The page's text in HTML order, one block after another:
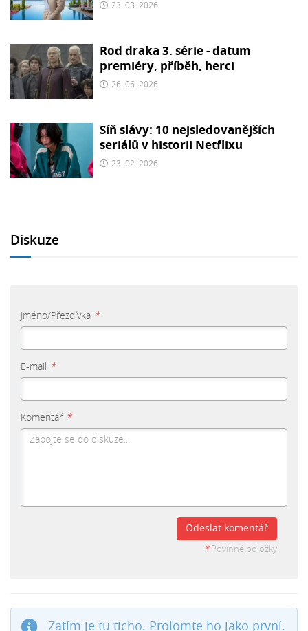
23. 03. 2026
Rod draka 3. série - datum
premiéry, příběh, herci
26. 06. 2026
Síň slávy: 10 nejsledovanějších
seriálů v historii Netflixu
23. 02. 2026
Diskuze
Jméno/Přezdívka *
E-mail *
Komentář *
Odeslat komentář
*Povinné položky
Zatím je tu ticho. Prolomte ho jako první.